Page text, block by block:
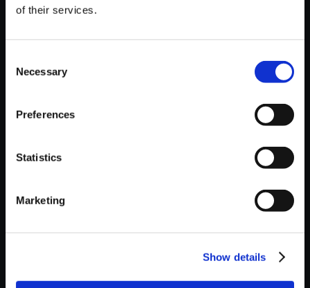
of their services.
Selection
Necessary
Preferences
Statistics
Marketing
Show details
7ポイント付与
カプコンフィギュ
モンスターハンタ
【アルバム】モン